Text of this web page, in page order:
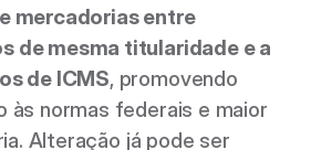
mercadorias entre
de mesma titularidade e a
de ICMS, promovendo
às normas federais e maior